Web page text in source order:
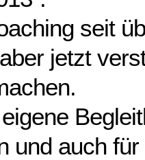
seit
jetzt
und auch